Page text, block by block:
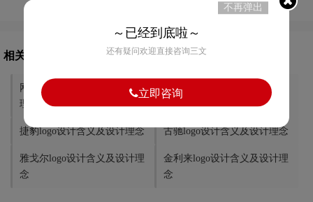
相关文章推荐
网易考拉logo设计含义及设计
理念
京鱼座logo设计含义及设计理
念
捷豹logo设计含义及设计理念 古驰logo设计含义及设计理念
雅戈尔logo设计含义及设计理
念
金利来logo设计含义及设计理
念
不再弹出
～已经到底啦～
还有疑问欢迎直接咨询三文
立即咨询